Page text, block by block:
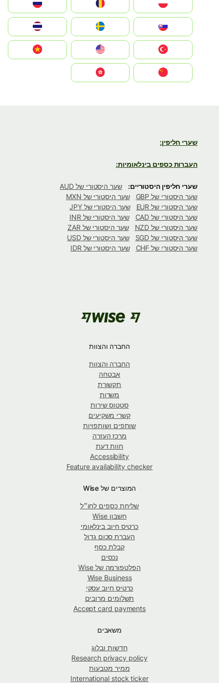
România
Slovensko
United States
Vietnam
שערי חליפין:
העברות כספים בינלאומיות:
שערי חליפין היסטוריים:
שער היסטורי של AUD
שער היסטורי של GBP
שער היסטורי של MXN
שער היסטורי של EUR
שער היסטורי של JPY
שער היסטורי של CAD
שער היסטורי של INR
שער היסטורי של NZD
שער היסטורי של ZAR
שער היסטורי של SGD
שער היסטורי של USD
שער היסטורי של CHF
שער היסטורי של IDR
החברה והצוות
החברה והצוות
אבטחה
תקשורת
משרות
סטטוס שירות
קשרי משקיעים
שותפים ושותפויות
מרכז העזרה
חוות דעת
Accessibility
Feature availability checker
המוצרים של Wise
שליחת כספים לחו״ל
חשבון Wise
כרטיס חיוב בינלאומי
העברת סכום גדול
קבלת כסף
נכסים
הפלטפורמה של Wise
Wise Business
כרטיס חיוב עסקי
תשלומים מרובים
Accept card payments
משאבים
חדשות ובלוג
Research privacy policy
ממיר מטבעות
International stock ticker